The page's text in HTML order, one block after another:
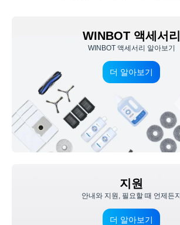
WINBOT 액세서리
WINBOT 액세서리 알아보기
더 알아보기
지원
안내와 지원, 필요할 때 언제든지
더 알아보기